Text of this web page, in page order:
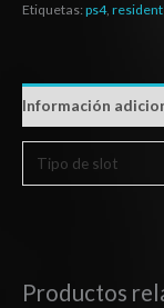
Etiquetas: ps4, resident
Información
Tipo de slot
Productos